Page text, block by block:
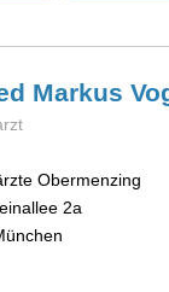
Markus
Obermenzing
2a